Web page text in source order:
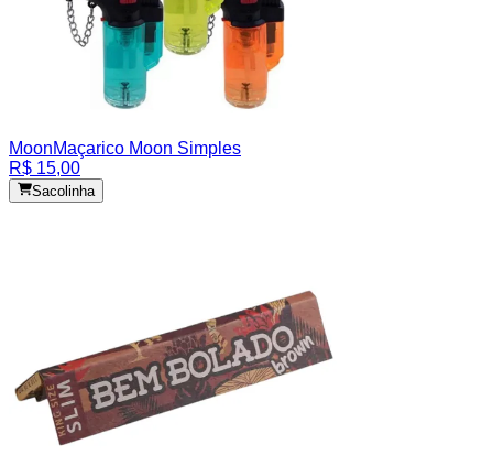
MoonMaçarico Moon Simples
R$ 15,00
Sacolinha